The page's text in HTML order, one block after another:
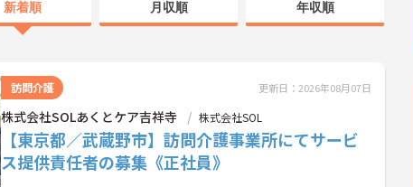
新着順 月収順 年収順
訪問介護 更新日：2026年08月07日
株式会社SOLあくとケア吉祥寺 株式会社SOL
【東京都／武蔵野市】訪問介護事業所にてサービ
ス提供責任者の募集《正社員》